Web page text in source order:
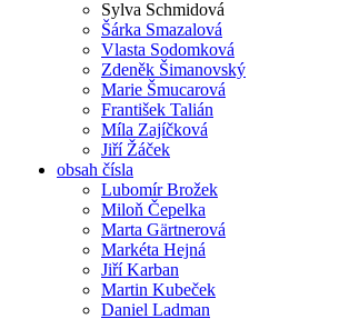
Sylva Schmidová
Šárka Smazalová
Vlasta Sodomková
Zdeněk Šimanovský
Marie Šmucarová
František Talián
Míla Zajíčková
Jiří Žáček
obsah čísla
Lubomír Brožek
Miloň Čepelka
Marta Gärtnerová
Markéta Hejná
Jiří Karban
Martin Kubeček
Daniel Ladman